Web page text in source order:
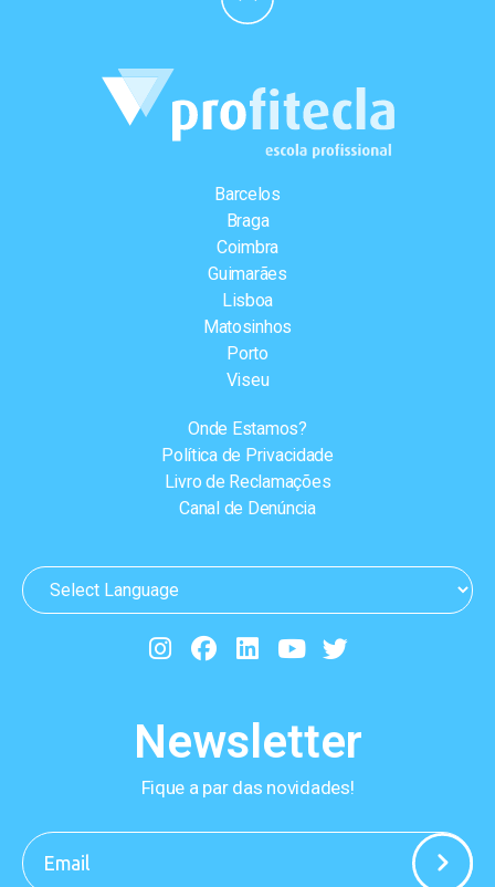
Barcelos
Braga
Coimbra
Guimarães
Lisboa
Matosinhos
Porto
Viseu
Onde Estamos?
Política de Privacidade
Livro de Reclamações
Canal de Denúncia
Newsletter
Fique a par das novidades!
-